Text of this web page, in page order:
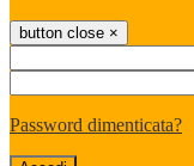
button close ×
Password dimenticata?